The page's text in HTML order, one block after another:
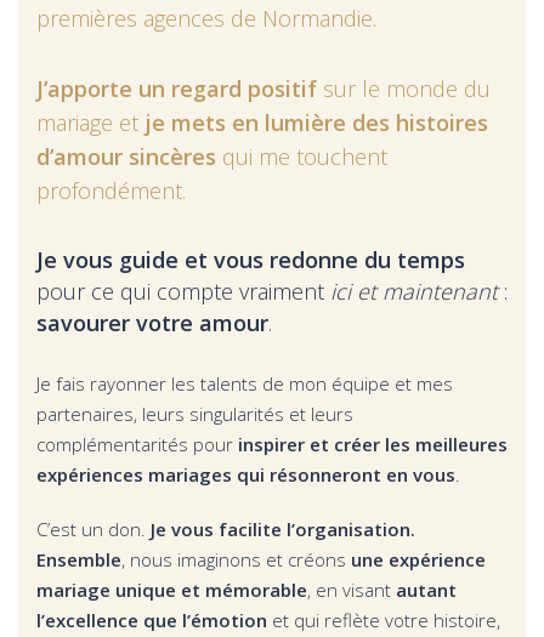
premières agences de Normandie.
J’apporte un regard positif sur le monde du
mariage et je mets en lumière des histoires
d’amour sincères qui me touchent
profondément.
Je vous guide et vous redonne du temps
pour ce qui compte vraiment ici et maintenant:
savourer votre amour.
Je fais rayonner les talents de mon équipe et mes
partenaires, leurs singularités et leurs
complémentarités pour inspirer et créer les meilleures
expériences mariages qui résonneront en vous.
C’est un don. Je vous facilite l’organisation.
Ensemble, nous imaginons et créons une expérience
mariage unique et mémorable, en visant autant
l’excellence que l’émotion et qui reflète votre histoire,